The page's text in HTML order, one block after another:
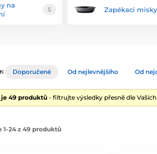
na
5 Zapékací misky
Doporučené Od nejlevnějšího Od
je 49 produktů - filtrujte výsledky přesně dle
1-24 z 49 produktů